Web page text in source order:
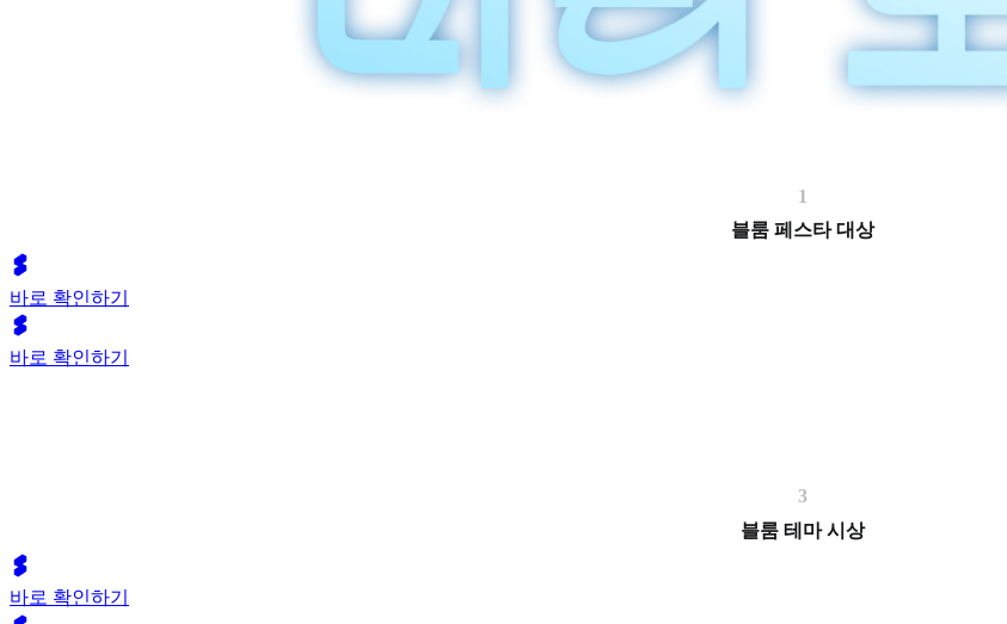
1
블룸 페스타 대상
바로 확인하기
바로 확인하기
3
블룸 테마 시상
바로 확인하기